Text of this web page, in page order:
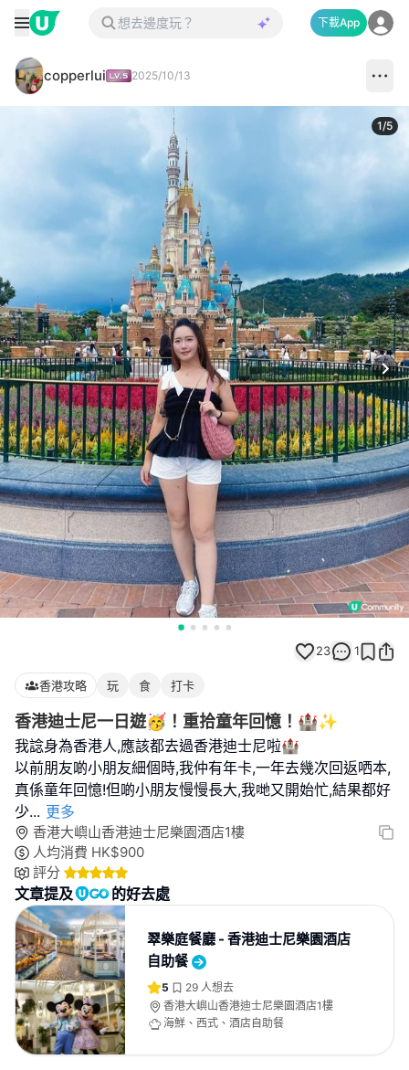
下載App
copperlui 2025/10/13
1/5
23 1
香港攻略 玩 食 打卡
香港迪士尼一日遊🥳！重拾童年回憶！🏰✨
我諗身為香港人,應該都去過香港迪士尼啦🏰
以前朋友啲小朋友細個時,我仲有年卡,一年去幾次回返哂本,
真係童年回憶!但啲小朋友慢慢長大,我哋又開始忙,結果都好
少... 更多
香港大嶼山香港迪士尼樂園酒店1樓
人均消費 HK$900
評分
文章提及 的好去處
翠樂庭餐廳 - 香港迪士尼樂園酒店
自助餐
5 29 人想去
香港大嶼山香港迪士尼樂園酒店1樓
海鮮、西式、酒店自助餐